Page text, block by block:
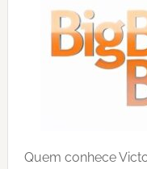
Quem conhece